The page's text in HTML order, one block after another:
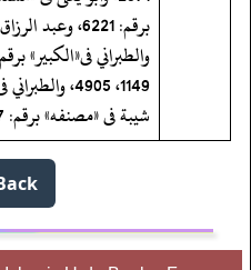
شيبة فى «مصنفه» برقم: 30997، 35910»
⬅️